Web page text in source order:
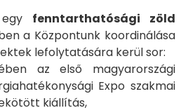
fenntarthatósági zöld
a Központunk koordinálása
lefolytatására kerül sor:
az első magyarországi
Expo szakmai
kiállítás,